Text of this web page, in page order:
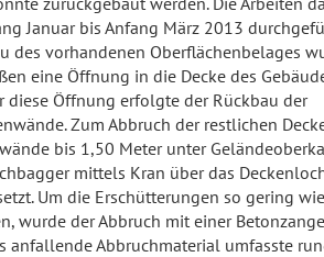
Januar bis Anfang März 2013
des vorhandenen Oberflächenbelages
eine Öffnung in die Decke des
diese Öffnung erfolgte der Rückbau der
Zum Abbruch der restlichen
bis 1,50 Meter unter
mittels Kran über das
Um die Erschütterungen so gering wie
wurde der Abbruch mit einer Betonzange
anfallende Abbruchmaterial umfasste